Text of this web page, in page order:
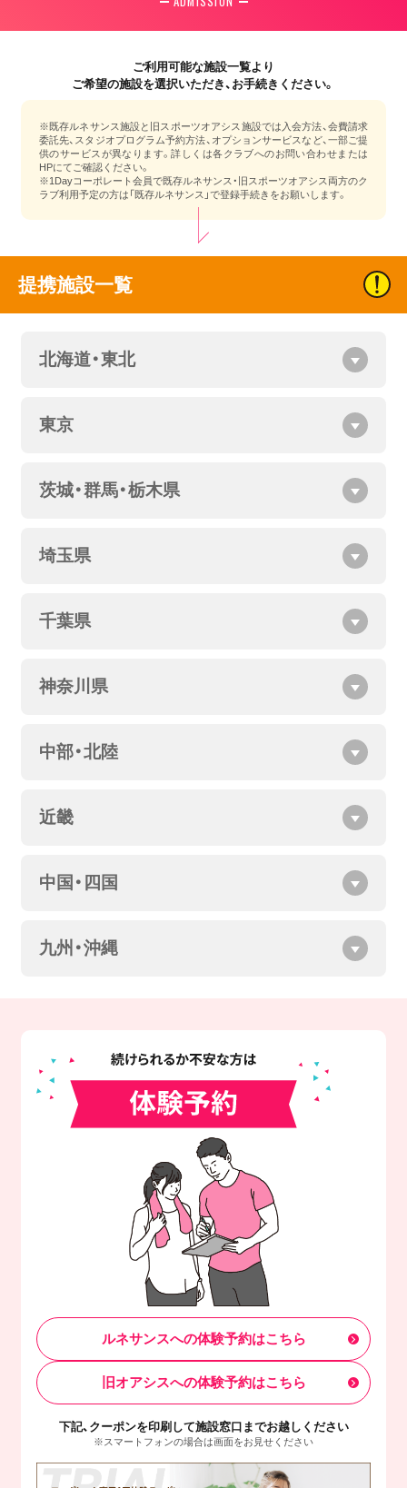
ご利用可能な施設一覧より
ご希望の施設を選択いただき、お手続きください。
※既存ルネサンス施設と旧スポーツオアシス施設では入会方法、会費請求
委託先、スタジオプログラム予約方法、オプションサービスなど、一部ご提
供のサービスが異なります。詳しくは各クラブへのお問い合わせまたは
HPにてご確認ください。
※1Dayコーポレート会員で既存ルネサンス・旧スポーツオアシス両方のク
ラブ利用予定の方は「既存ルネサンス」で登録手続きをお願いします。
提携施設一覧
北海道・東北
東京
茨城・群馬・栃木県
埼玉県
千葉県
神奈川県
中部・北陸
近畿
中国・四国
九州・沖縄
ルネサンスへの体験予約はこちら
旧オアシスへの体験予約はこちら
下記、クーポンを印刷して施設窓口までお越しください
※スマートフォンの場合は画面をお見せください